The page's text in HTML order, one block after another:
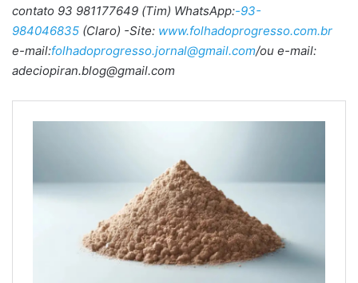
contato 93 981177649 (Tim) WhatsApp:-93-
984046835 (Claro) -Site: www.folhadoprogresso.com.br
e-mail:folhadoprogresso.jornal@gmail.com/ou e-mail:
adeciopiran.blog@gmail.com